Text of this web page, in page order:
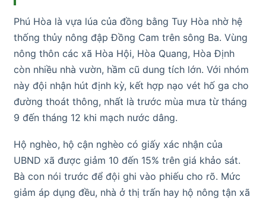
Phú Hòa là vựa lúa của đồng bằng Tuy Hòa nhờ hệ
thống thủy nông đập Đồng Cam trên sông Ba. Vùng
nông thôn các xã Hòa Hội, Hòa Quang, Hòa Định
còn nhiều nhà vườn, hầm cũ dung tích lớn. Với nhóm
này đội nhận hút định kỳ, kết hợp nạo vét hố ga cho
đường thoát thông, nhất là trước mùa mưa từ tháng
9 đến tháng 12 khi mạch nước dâng.
Hộ nghèo, hộ cận nghèo có giấy xác nhận của
UBND xã được giảm 10 đến 15% trên giá khảo sát.
Bà con nói trước để đội ghi vào phiếu cho rõ. Mức
giảm áp dụng đều, nhà ở thị trấn hay hộ nông tận xã